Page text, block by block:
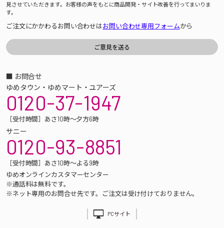
見させていただきます。お客様の声をもとに商品開発・サイト改善を行ってまいりま
す。
ご注文にかかわるお問い合わせはお問い合わせ専用フォームから
■ お問合せ
ゆめタウン・ゆめマート・ユアーズ
0120-37-1947
［受付時間］あさ10時～夕方6時
サニー
0120-93-8851
［受付時間］あさ10時～よる9時
ゆめオンラインカスタマーセンター
※通話料は無料です。
※ネット専用のお問合せ先です。ご注文は受け付けておりません。
PCサイト